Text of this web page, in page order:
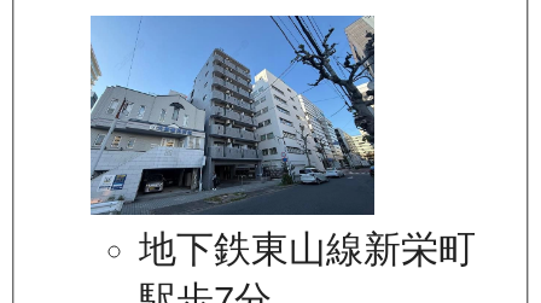
地下鉄東山線新栄町